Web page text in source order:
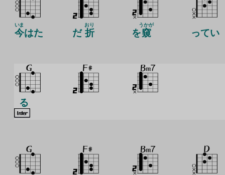
今
いま
はた だ 折
おり
を窺
うかが
ってい
る